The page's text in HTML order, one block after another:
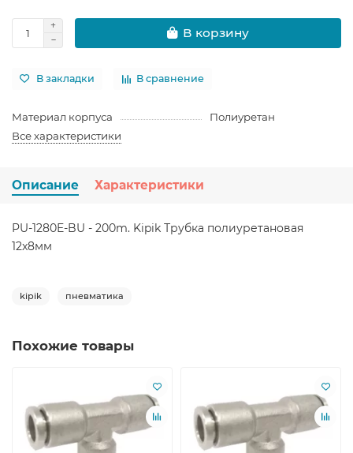
В корзину
В закладки В сравнение
Материал корпуса
Полиуретан
Все характеристики
Описание Характеристики
PU-1280E-BU - 200m. Kipik Трубка полиуретановая
12x8мм
kipik пневматика
Похожие товары